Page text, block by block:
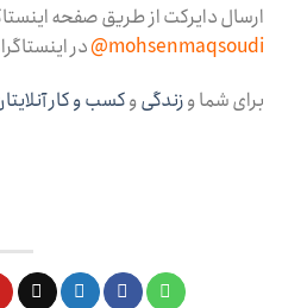
ارسال دایرکت از طریق صفحه
mohsenmaqsoudi@
در
برای شما وزندگیوکسب و کار